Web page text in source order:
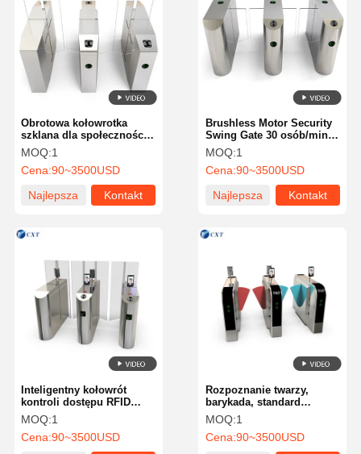
Brushless Motor Security
Swing Gate 30 osób/min
Inteligentne zarządzanie
510YX-
MOQ:1
Cena:90~3500USD
Najlepsza
Kontakt
Obrotowa kołowrotka
szklana dla społeczności,
szybka, konfigurowalna,
mocna, z funkcją
samoobrony 510B
MOQ:1
Cena:90~3500USD
Najlepsza
Kontakt
Rozpoznanie twarzy,
barykada, standard
antykollicyjny dla
biblioteki 160A
MOQ:1
Cena:90~3500USD
Inteligentny kołowrót
kontroli dostępu RFID
automatyczny
antykolizyjny 510YX
MOQ:1
Cena:90~3500USD